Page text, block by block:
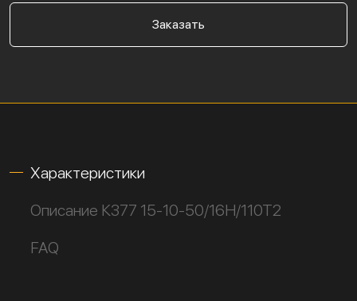
Заказать
Характеристики
Описание К377 15-10-50/16Н/110Т2
FAQ